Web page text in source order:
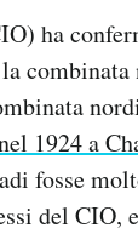
ha
la combinata
1924 a
fosse
del CIO,